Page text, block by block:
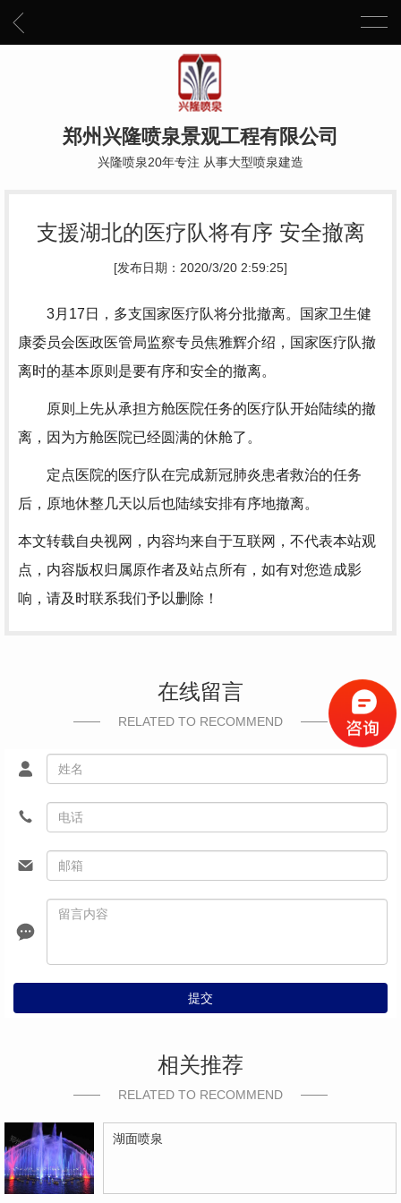
郑州兴隆喷泉景观工程有限公司
兴隆喷泉20年专注 从事大型喷泉建造
支援湖北的医疗队将有序 安全撤离
[发布日期：2020/3/20 2:59:25]
3月17日，多支国家医疗队将分批撤离。国家卫生健
康委员会医政医管局监察专员焦雅辉介绍，国家医疗队撤
离时的基本原则是要有序和安全的撤离。
原则上先从承担方舱医院任务的医疗队开始陆续的撤
离，因为方舱医院已经圆满的休舱了。
定点医院的医疗队在完成新冠肺炎患者救治的任务
后，原地休整几天以后也陆续安排有序地撤离。
本文转载自央视网，内容均来自于互联网，不代表本站观
点，内容版权归属原作者及站点所有，如有对您造成影
响，请及时联系我们予以删除！
在线留言
RELATED TO RECOMMEND
提交
相关推荐
RELATED TO RECOMMEND
湖面喷泉